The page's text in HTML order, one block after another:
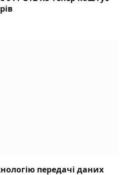
передачі даних